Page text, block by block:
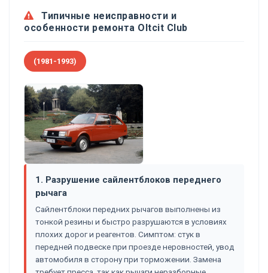
Типичные неисправности и
особенности ремонта Oltcit Club
(1981-1993)
1. Разрушение сайлентблоков переднего
рычага
Сайлентблоки передних рычагов выполнены из
тонкой резины и быстро разрушаются в условиях
плохих дорог и реагентов. Симптом: стук в
передней подвеске при проезде неровностей, увод
автомобиля в сторону при торможении. Замена